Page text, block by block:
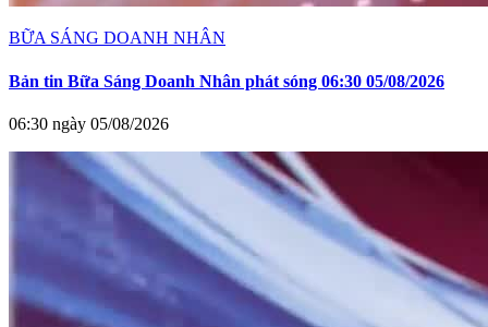
BỮA SÁNG DOANH NHÂN
Bản tin Bữa Sáng Doanh Nhân phát sóng 06:30 05/08/2026
06:30 ngày 05/08/2026